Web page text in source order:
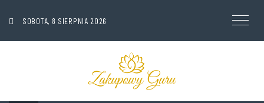
SOBOTA, 8 SIERPNIA 2026